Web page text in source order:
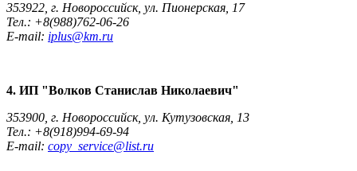
353922, г. Новороссийск, ул. Пионерская, 17
Тел.: +8(988)762-06-26
E-mail: iplus@km.ru
4. ИП "Волков Станислав Николаевич"
353900, г. Новороссийск, ул. Кутузовская, 13
Тел.: +8(918)994-69-94
E-mail: copy_service@list.ru